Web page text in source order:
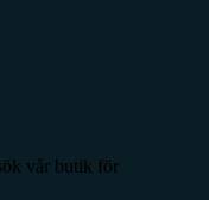
vår butik för